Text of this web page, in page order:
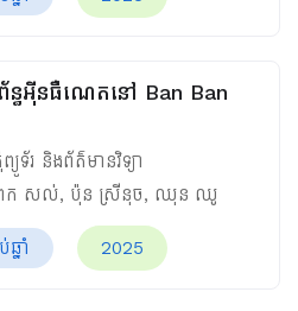
ព័ន្ធអ៊ីនធឺណេតនៅ Ban Ban
ព្យូទ័រ និងព័ត៌មានវិទ្យា
ក សល់, ប៉ុន ស្រីនុច, ឈុន ឈូ
នាំ 2025